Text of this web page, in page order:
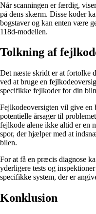
Når scanningen er færdig,
på dens skærm. Disse koder
bogstaver og kan enten være
118d-modellen.
Tolkning af
Det næste skridt er at fortolke
ved at bruge en
specifikke fejlkoder for din
Fejlkodeoversigten vil give en
potentielle årsager til
fejlkode alene ikke altid er en
spor, der hjælper med at
bilen.
For at få en præcis diagnose
yderligere tests og
specifikke system, der er
Konklusion